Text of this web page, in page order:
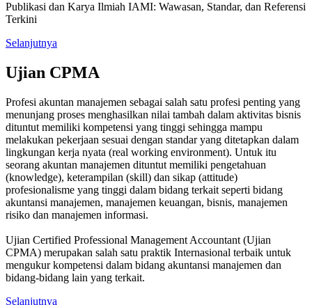
Publikasi dan Karya Ilmiah IAMI: Wawasan, Standar, dan Referensi
Terkini
Selanjutnya
Ujian CPMA
Profesi akuntan manajemen sebagai salah satu profesi penting yang
menunjang proses menghasilkan nilai tambah dalam aktivitas bisnis
dituntut memiliki kompetensi yang tinggi sehingga mampu
melakukan pekerjaan sesuai dengan standar yang ditetapkan dalam
lingkungan kerja nyata (real working environment). Untuk itu
seorang akuntan manajemen dituntut memiliki pengetahuan
(knowledge), keterampilan (skill) dan sikap (attitude)
profesionalisme yang tinggi dalam bidang terkait seperti bidang
akuntansi manajemen, manajemen keuangan, bisnis, manajemen
risiko dan manajemen informasi.
Ujian Certified Professional Management Accountant (Ujian
CPMA) merupakan salah satu praktik Internasional terbaik untuk
mengukur kompetensi dalam bidang akuntansi manajemen dan
bidang-bidang lain yang terkait.
Selanjutnya